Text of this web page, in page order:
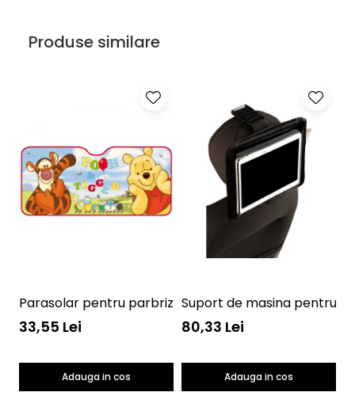
Produse similare
Parasolar pentru parbriz Winnie the Pooh Disney
33,55 Lei
Adauga in cos
Suport de masina pentru
80,33 Lei
Adauga in cos